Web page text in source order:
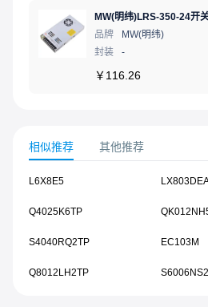
品牌
MW(明纬)
封装
-
￥ 116.26
相似推荐 其他推荐
L6X8E5
Q4025K6TP
S4040RQ2TP EC103M
Q8012LH2TP